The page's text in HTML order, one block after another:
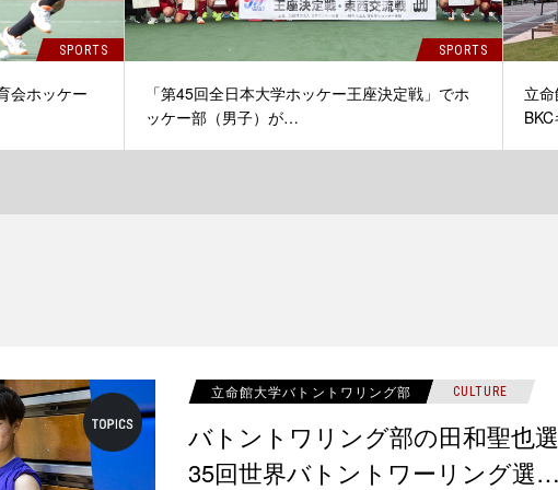
SPORTS
会ホッケー
SPORTS
「第45回全日本大学ホッケー王座決定戦」でホ
ッケー部（男子）が…
立
立命館大学バトントワリング部 CULTURE
バトントワリング部の田和聖也
35回世界バトントワーリング選